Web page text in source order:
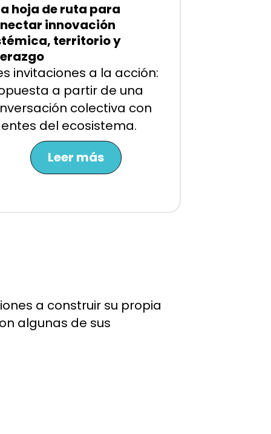
hoja de ruta para
innovación
territorio y
invitaciones a la acción:
a partir de una
colectiva con
del ecosistema.
Leer más
a construir su propia
algunas de sus